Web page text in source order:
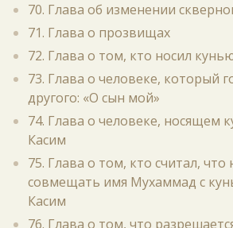
70. Глава об изменении
71. Глава о прозвищах
72. Глава о том, кто носил
73. Глава о человеке, который
другого: «О сын мой»
74. Глава о человеке, носящем
Касим
75. Глава о том, кто считал, что
совмещать имя Мухаммад с
Касим
76. Глава о том, что